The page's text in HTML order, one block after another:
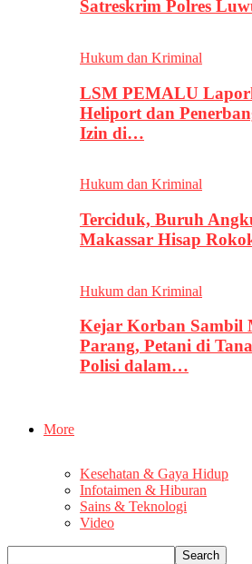
Satreskrim Polres
Hukum dan Kriminal
LSM PEMALU
Heliport dan
Izin di…
Hukum dan Kriminal
Terciduk, Buruh
Makassar Hisap
Hukum dan Kriminal
Kejar Korban Sambil
Parang, Petani di
Polisi dalam…
More
Kesehatan & Gaya Hidup
Infotaimen & Hiburan
Sains & Teknologi
Video